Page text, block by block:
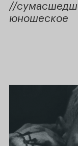
//
юношеское